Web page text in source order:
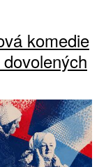
komedie